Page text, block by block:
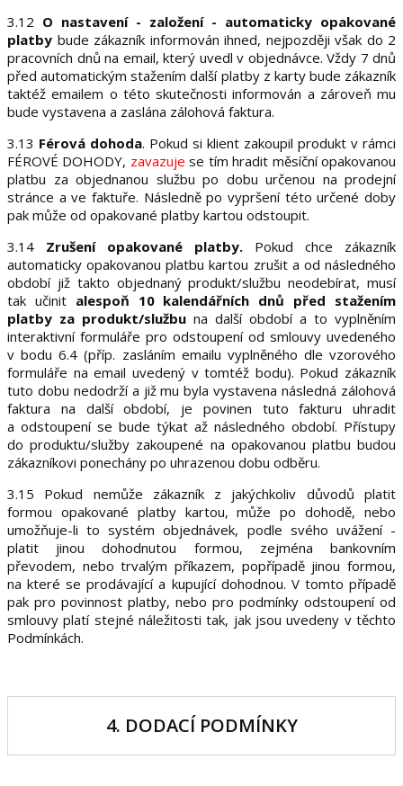
3.12 O nastavení - založení - automaticky opakované
platby bude zákazník informován ihned, nejpozději však do 2
pracovních dnů na email, který uvedl v objednávce. Vždy 7 dnů
před automatickým stažením další platby z karty bude zákazník
taktéž emailem o této skutečnosti informován a zároveň mu
bude vystavena a zaslána zálohová faktura.
3.13 Férová dohoda. Pokud si klient zakoupil produkt v rámci
FÉROVÉ DOHODY, zavazuje se tím hradit měsíční opakovanou
platbu za objednanou službu po dobu určenou na prodejní
stránce a ve faktuře. Následně po vypršení této určené doby
pak může od opakované platby kartou odstoupit.
3.14 Zrušení opakované platby. Pokud chce zákazník
automaticky opakovanou platbu kartou zrušit a od následného
období již takto objednaný produkt/službu neodebírat, musí
tak učinit alespoň 10 kalendářních dnů před stažením
platby za produkt/službu na další období a to vyplněním
interaktivní formuláře pro odstoupení od smlouvy uvedeného
v bodu 6.4 (příp. zasláním emailu vyplněného dle vzorového
formuláře na email uvedený v tomtéž bodu). Pokud zákazník
tuto dobu nedodrží a již mu byla vystavena následná zálohová
faktura na další období, je povinen tuto fakturu uhradit
a odstoupení se bude týkat až následného období. Přístupy
do produktu/služby zakoupené na opakovanou platbu budou
zákazníkovi ponechány po uhrazenou dobu odběru.
3.15 Pokud nemůže zákazník z jakýchkoliv důvodů platit
formou opakované platby kartou, může po dohodě, nebo
umožňuje-li to systém objednávek, podle svého uvážení -
platit jinou dohodnutou formou, zejména bankovním
převodem, nebo trvalým příkazem, popřípadě jinou formou,
na které se prodávající a kupující dohodnou. V tomto případě
pak pro povinnost platby, nebo pro podmínky odstoupení od
smlouvy platí stejné náležitosti tak, jak jsou uvedeny v těchto
Podmínkách.
4. DODACÍ PODMÍNKY